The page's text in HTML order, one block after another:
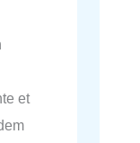
et